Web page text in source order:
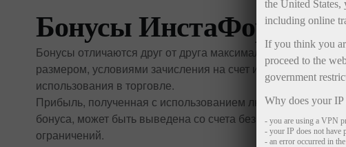
Бонусы ИнстаФорекс
Бонусы отличаются друг от друга максимальным
размером, условиями зачисления на счет и
использования в торговле.
Прибыль, полученная с использованием любого
бонуса, может быть выведена со счета без
ограничений.
the United
including online
If you think you
proceed to the
government
Why does your IP
- you are using a VPN
- your IP does not have
- an error occurred in